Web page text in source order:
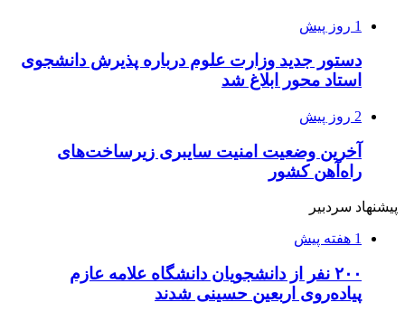
1 روز پیش
دستور جدید وزارت علوم درباره پذیرش دانشجوی
استاد محور ابلاغ شد
2 روز پیش
آخرین وضعیت امنیت سایبری زیرساخت‌های
راه‌آهن کشور
پیشنهاد سردبیر
1 هفته پیش
۲۰۰ نفر از دانشجویان دانشگاه علامه عازم
پیاده‌روی اربعین حسینی شدند